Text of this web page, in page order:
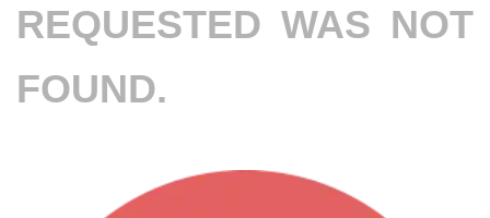
REQUESTED WAS NOT
FOUND.